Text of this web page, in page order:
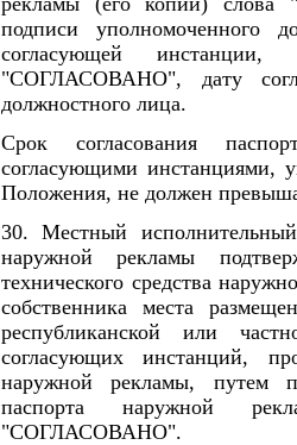
подписи уполномоченного
согласующей
"СОГЛАСОВАНО", дату
должностного лица.
Срок согласования
согласующими инстанциями,
Положения, не должен
30. Местный
наружной рекламы
технического средства
собственника места
республиканской или
согласующих инстанций,
наружной рекламы, путем
паспорта наружной
"СОГЛАСОВАНО".